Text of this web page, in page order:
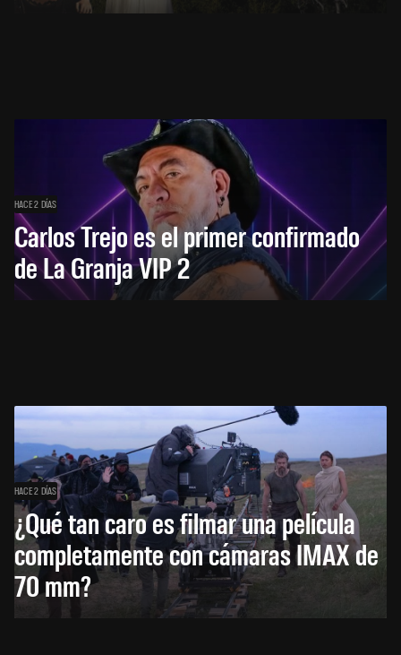
HACE 2 DÍAS
Carlos Trejo es el primer confirmado
de La Granja VIP 2
HACE 2 DÍAS
¿Qué tan caro es filmar una película
completamente con cámaras IMAX de
70 mm?